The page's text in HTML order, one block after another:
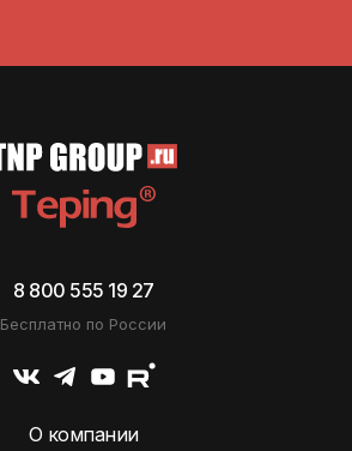
8 800 555 19 27
Бесплатно по России
О компании